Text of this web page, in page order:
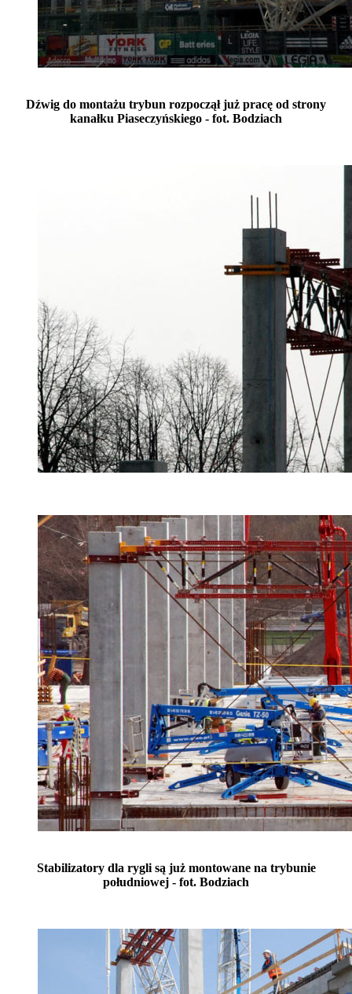
Dźwig do montażu trybun rozpoczął już pracę od strony
kanałku Piaseczyńskiego - fot. Bodziach
Stabilizatory dla rygli są już montowane na trybunie
południowej - fot. Bodziach